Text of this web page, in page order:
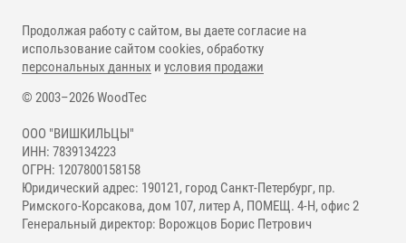
© 2003–2026 WoodTec
ООО "ВИШКИЛЬЦЫ"
ИНН: 7839134223
ОГРН: 1207800158158
Юридический адрес: 190121, город Санкт-Петербург, пр.
Римского-Корсакова, дом 107, литер А, ПОМЕЩ. 4-Н, офис 2
Генеральный директор: Ворожцов Борис Петрович
Продолжая работу с сайтом, вы даете согласие на
использование сайтом cookies, обработку
персональных данных и условия продажи